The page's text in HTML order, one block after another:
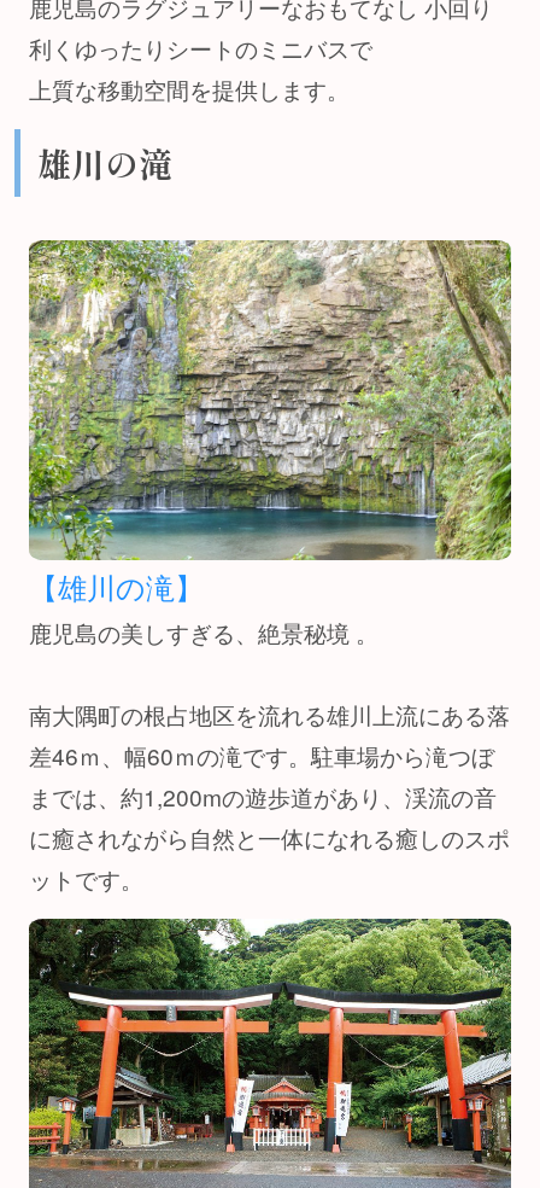
鹿児島のラグジュアリーなおもてなし 小回り
利くゆったりシートのミニバスで
上質な移動空間を提供します。
雄川の滝
【雄川の滝】
鹿児島の美しすぎる、絶景秘境 。
南大隅町の根占地区を流れる雄川上流にある落
差46ｍ、幅60ｍの滝です。駐車場から滝つぼ
までは、約1,200mの遊歩道があり、渓流の音
に癒されながら自然と一体になれる癒しのスポ
ットです。